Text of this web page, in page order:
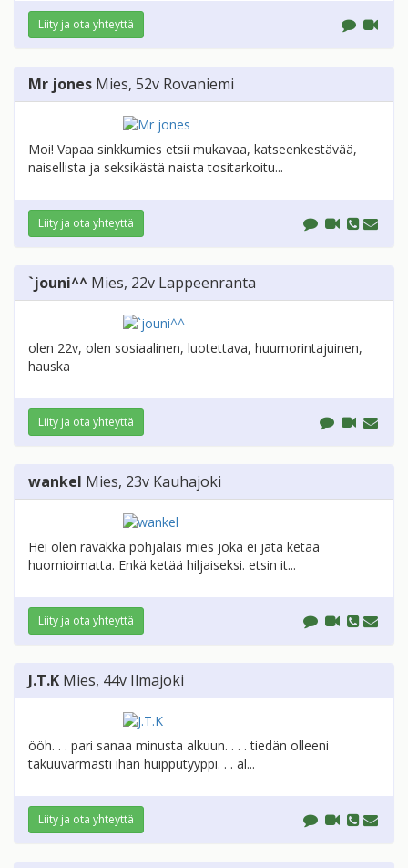
Liity ja ota yhteyttä
Mr jones Mies, 52v Rovaniemi
Moi! Vapaa sinkkumies etsii mukavaa, katseenkestävää,
naisellista ja seksikästä naista tositarkoitu...
Liity ja ota yhteyttä
`jouni^^ Mies, 22v Lappeenranta
olen 22v, olen sosiaalinen, luotettava, huumorintajuinen,
hauska
Liity ja ota yhteyttä
wankel Mies, 23v Kauhajoki
Hei olen räväkkä pohjalais mies joka ei jätä ketää
huomioimatta. Enkä ketää hiljaiseksi. etsin it...
Liity ja ota yhteyttä
J.T.K Mies, 44v Ilmajoki
ööh. . . pari sanaa minusta alkuun. . . . tiedän olleeni
takuuvarmasti ihan huipputyyppi. . . äl...
Liity ja ota yhteyttä